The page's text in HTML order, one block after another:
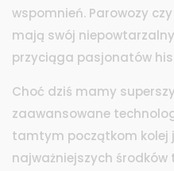
wspomnień. Parowozy
mają swój
przyciąga pasjonatów
Choć dziś mamy
zaawansowane
tamtym początkom kolej
najważniejszych środków